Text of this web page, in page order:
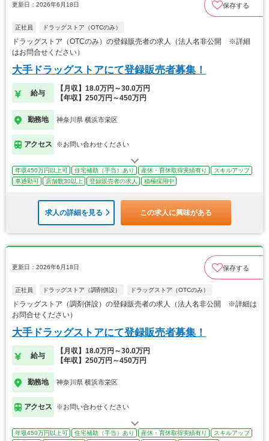
更新日：2026年6月18日 保存する
正社員 ドラッグストア（OTCのみ）
ドラッグストア（OTCのみ）の登録販売者の求人（法人名非公開 ※詳細
はお問合せください）
大手ドラッグストアにて登録販売者募集！
給与
【月収】18.0万円～30.0万円
【年収】250万円～450万円
勤務地 神奈川県 横浜市栄区
アクセス ※お問い合わせください
年収450万円以上可 住宅補助（手当）あり 産休・育休取得実績有り
スキルアップ
車通勤可
店舗数30以上 登録販売者の求人 積極採用中
求人の詳細を見る この求人に興味がある
更新日：2026年6月18日 保存する
正社員 ドラッグストア（調剤併設） ドラッグストア（OTCのみ）
ドラッグストア（調剤併設）の登録販売者の求人（法人名非公開 ※詳細は
お問合せください）
大手ドラッグストアにて登録販売者募集！
給与
【月収】18.0万円～30.0万円
【年収】250万円～450万円
勤務地 神奈川県 横浜市栄区
アクセス ※お問い合わせください
年収450万円以上可 住宅補助（手当）あり 産休・育休取得実績有り
スキルアップ